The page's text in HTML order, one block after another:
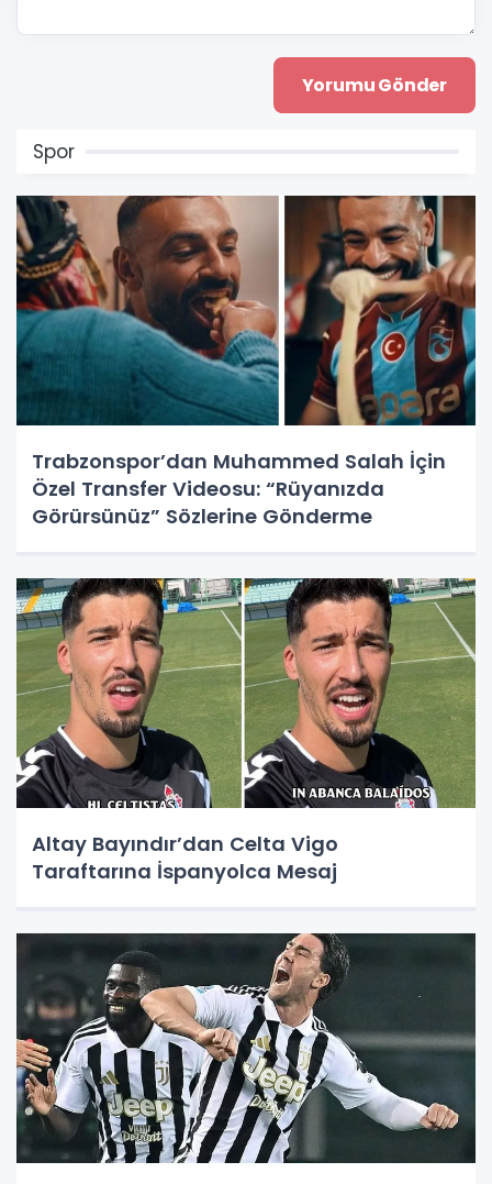
Spor
Trabzonspor’dan Muhammed Salah İçin
Özel Transfer Videosu: “Rüyanızda
Görürsünüz” Sözlerine Gönderme
Altay Bayındır’dan Celta Vigo
Taraftarına İspanyolca Mesaj